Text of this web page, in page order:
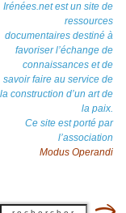
Irénées.net est un site de
ressources
documentaires destiné à
favoriser l’échange de
connaissances et de
savoir faire au service de
la construction d’un art de
la paix.
Ce site est porté par
l’association
Modus Operandi